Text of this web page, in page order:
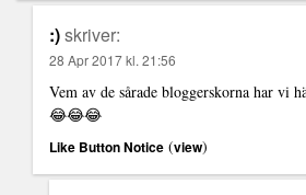
:)skriver:
28 Apr 2017 kl. 21:56
Vem av de sårade bloggerskorna har vi
😂😂😂
Like Button Notice (view)